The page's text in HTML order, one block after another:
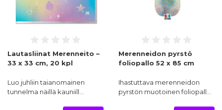
Lautasliinat Merenneito –
33 x 33 cm, 20 kpl
Luo juhliin taianomainen
tunnelma näillä kauniill…
Merenneidon pyrstö
foliopallo 52 x 85 cm
Ihastuttava merenneidon
pyrstön muotoinen foliopall…